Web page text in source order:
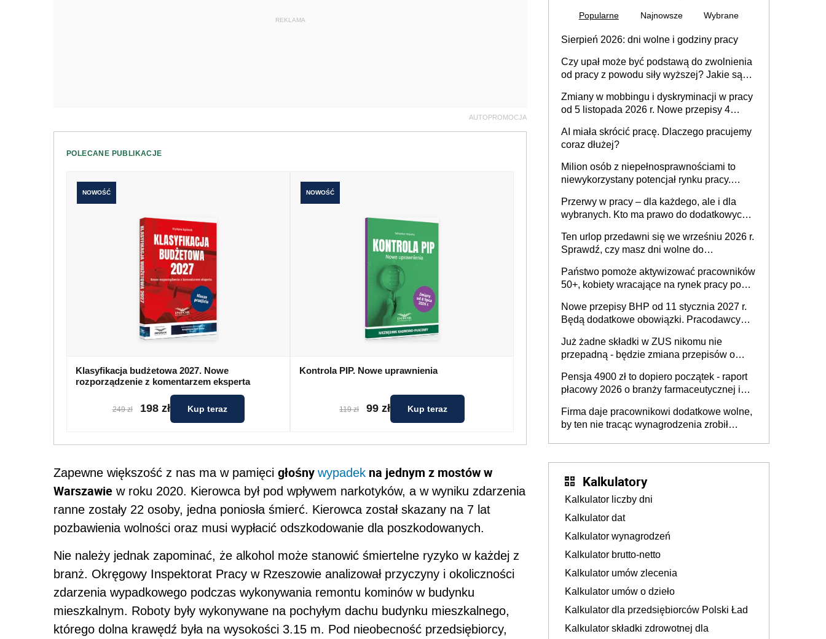
REKLAMA
AUTOPROMOCJA
POLECANE PUBLIKACJE
NOWOŚĆ
Klasyfikacja budżetowa 2027. Nowe
rozporządzenie z komentarzem eksperta
249 zł 198 zł Kup teraz
NOWOŚĆ
Kontrola PIP. Nowe uprawnienia
119 zł 99 zł Kup teraz
Zapewne większość z nas ma w pamięci głośny wypadek na jednym z mostów w
Warszawie w roku 2020. Kierowca był pod wpływem narkotyków, a w wyniku zdarzenia
ranne zostały 22 osoby, jedna poniosła śmierć. Kierowca został skazany na 7 lat
pozbawienia wolności oraz musi wypłacić odszkodowanie dla poszkodowanych.
Nie należy jednak zapominać, że alkohol może stanowić śmiertelne ryzyko w każdej z
branż. Okręgowy Inspektorat Pracy w Rzeszowie analizował przyczyny i okoliczności
zdarzenia wypadkowego podczas wykonywania remontu kominów w budynku
mieszkalnym. Roboty były wykonywane na pochyłym dachu budynku mieszkalnego,
którego dolna krawędź była na wysokości 3.15 m. Pod nieobecność przedsiębiorcy,
Popularne Najnowsze Wybrane
Sierpień 2026: dni wolne i godziny pracy
Czy upał może być podstawą do zwolnienia
od pracy z powodu siły wyższej? Jakie są
Zmiany w mobbingu i dyskryminacji w pracy
od 5 listopada 2026 r. Nowe przepisy 4
Ustaw
AI miała skrócić pracę. Dlaczego pracujemy
coraz dłużej?
Milion osób z niepełnosprawnościami to
niewykorzystany potencjał rynku pracy.
dofinansowań czy refundacji, ale bariery po
stronie systemu i świadomości
pracodawców [WYWIAD]
Przerwy w pracy – dla każdego, ale i dla
wybranych. Kto ma prawo do dodatkowych
Ten urlop przedawni się we wrześniu 2026 r.
Sprawdź, czy masz dni wolne do
Państwo pomoże aktywizować pracowników
50+, kobiety wracające na rynek pracy po
osoby neuroatypowe. Powstanie Fundusz
na rzecz Inkluzywności w Zatrudnianiu?
Nowe przepisy BHP od 11 stycznia 2027 r.
Będą dodatkowe obowiązki. Pracodawcy
Już żadne składki w ZUS nikomu nie
przepadną - będzie zmiana przepisów o
ubezpieczeniom społecznym
Pensja 4900 zł to dopiero początek - raport
płacowy 2026 o branży farmaceutycznej i
Firma daje pracownikowi dodatkowe wolne,
by ten nie tracąc wynagrodzenia zrobił
Kalkulatory
Kalkulator liczby dni
Kalkulator dat
Kalkulator wynagrodzeń
Kalkulator brutto-netto
Kalkulator umów zlecenia
Kalkulator umów o dzieło
Kalkulator dla przedsiębiorców Polski Ład
Kalkulator składki zdrowotnej dla